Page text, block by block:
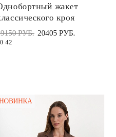
жакет
кроя
РУБ. 20405 РУБ.
42